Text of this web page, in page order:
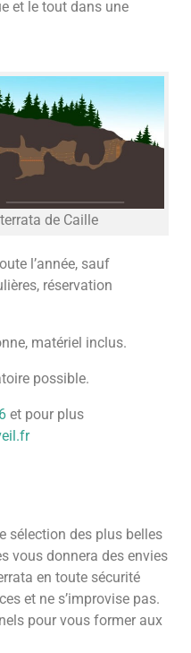
et le tout dans une
de Caille
l’année, sauf
réservation
matériel inclus.
possible.
et pour plus
sélection des plus belles
vous donnera des envies
en toute sécurité
et ne s’improvise pas.
pour vous former aux